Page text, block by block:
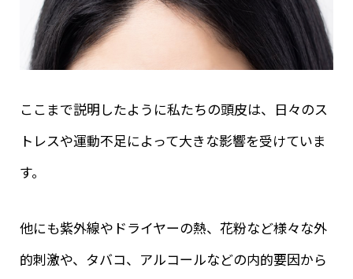
ここまで説明したように私たちの頭皮は、日々のス
トレスや運動不足によって大きな影響を受けていま
す。
他にも紫外線やドライヤーの熱、花粉など様々な外
的刺激や、タバコ、アルコールなどの内的要因から